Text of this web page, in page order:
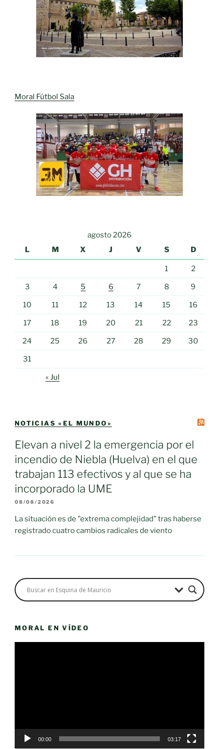
Moral Fútbol Sala
agosto 2026
L
M X J V S D
1 2
3 4 5 6 7 8 9
10 11 12 13 14 15 16
17 18 19 20 21 22 23
24 25 26 27 28 29 30
31
« Jul
NOTICIAS «EL MUNDO»
Elevan a nivel 2 la emergencia por el
incendio de Niebla (Huelva) en el que
trabajan 113 efectivos y al que se ha
incorporado la UME
08/08/2026
La situación es de "extrema complejidad" tras haberse
registrado cuatro cambios radicales de viento
MORAL EN VÍDEO
00:00 03:17